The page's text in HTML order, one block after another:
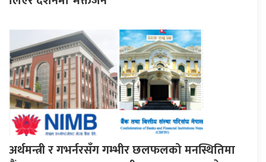
अर्थमन्त्री र गभर्नरसँग गम्भीर छलफलको मनस्थितिमा